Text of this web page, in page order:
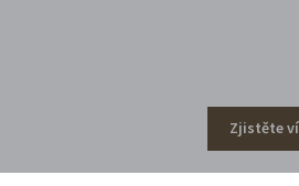
Zjistěte